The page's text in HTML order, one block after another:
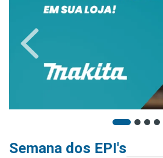
Semana dos EPI's